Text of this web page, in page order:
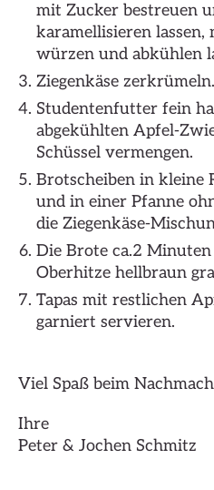
mit Zucker bestreuen
karamellisieren
würzen und abkühlen
Ziegenkäse zerkrümeln.
Studentenfutter fein
abgekühlten Apfel-
Schüssel vermengen.
Brotscheiben in kleine
und in einer Pfanne
die Ziegenkäse-
Die Brote ca.2
Oberhitze hellbraun
Tapas mit restlichen
garniert servieren.
Viel Spaß beim
Ihre
Peter & Jochen Schmitz